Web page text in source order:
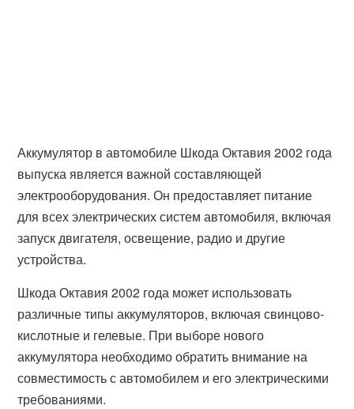
Аккумулятор в автомобиле Шкода Октавия 2002 года
выпуска является важной составляющей
электрооборудования. Он предоставляет питание
для всех электрических систем автомобиля, включая
запуск двигателя, освещение, радио и другие
устройства.
Шкода Октавия 2002 года может использовать
различные типы аккумуляторов, включая свинцово-
кислотные и гелевые. При выборе нового
аккумулятора необходимо обратить внимание на
совместимость с автомобилем и его электрическими
требованиями.